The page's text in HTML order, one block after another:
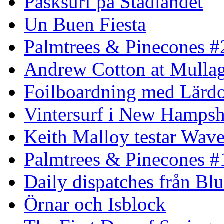
Un Buen Fiesta
Palmtrees & Pinecones
Andrew Cotton at
Foilboardning med
Vintersurf i New
Keith Malloy testar
Palmtrees & Pinecones
Daily dispatches från
Örnar och Isblock